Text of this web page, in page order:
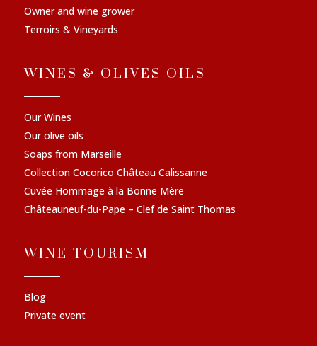
Owner and wine grower
Terroirs & Vineyards
WINES & OLIVES OILS
Our Wines
Our olive oils
Soaps from Marseille
Collection Cocorico Château Calissanne
Cuvée Hommage à la Bonne Mère
Châteauneuf-du-Pape – Clef de Saint Thomas
WINE TOURISM
Blog
Private event